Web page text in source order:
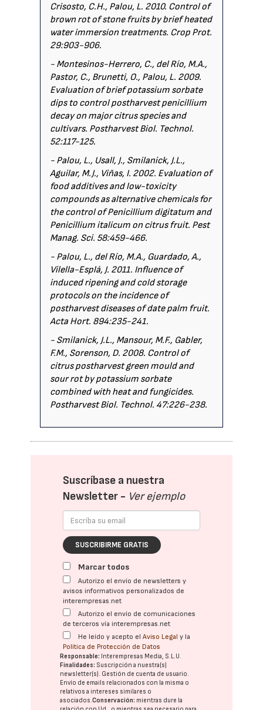
Crisosto, C.H., Palou, L. 2010. Control of
brown rot of stone fruits by brief heated
water immersion treatments. Crop Prot.
29:903-906.
- Montesinos-Herrero, C., del Río, M.A.,
Pastor, C., Brunetti, O., Palou, L. 2009.
Evaluation of brief potassium sorbate
dips to control postharvest penicillium
decay on major citrus species and
cultivars. Postharvest Biol. Technol.
52:117-125.
- Palou, L., Usall, J., Smilanick, J.L.,
Aguilar, M.J., Viñas, I. 2002. Evaluation of
food additives and low-toxicity
compounds as alternative chemicals for
the control of Penicillium digitatum and
Penicillium italicum on citrus fruit. Pest
Manag. Sci. 58:459-466.
- Palou, L., del Río, M.A., Guardado, A.,
Vilella-Esplá, J. 2011. Influence of
induced ripening and cold storage
protocols on the incidence of
postharvest diseases of date palm fruit.
Acta Hort. 894:235-241.
- Smilanick, J.L., Mansour, M.F., Gabler,
F.M., Sorenson, D. 2008. Control of
citrus postharvest green mould and
sour rot by potassium sorbate
combined with heat and fungicides.
Postharvest Biol. Technol. 47:226-238.
Suscríbase a nuestra
Newsletter - Ver ejemplo
SUSCRIBIRME GRATIS
Marcar todos
Autorizo el envío de newsletters y
avisos informativos personalizados de
interempresas.net
Autorizo el envío de comunicaciones
de terceros vía interempresas.net
He leído y acepto elAviso Legal y la
Política de Protección de Datos
Responsable: Interempresas Media, S.L.U.
Finalidades: Suscripción a nuestra(s)
newsletter(s). Gestión de cuenta de usuario.
Envío de emails relacionados con la misma o
relativos a intereses similares o
asociados.Conservación: mientras dure la